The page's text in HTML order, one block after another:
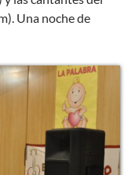
Una noche de